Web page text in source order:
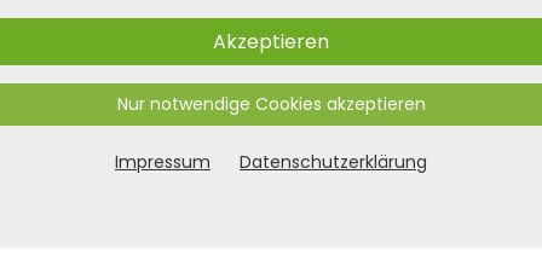
Akzeptieren
Nur notwendige Cookies akzeptieren
Impressum Datenschutzerklärung